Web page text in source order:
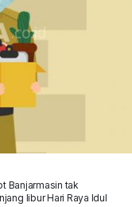
Banjarmasin tak
libur Hari Raya Idul